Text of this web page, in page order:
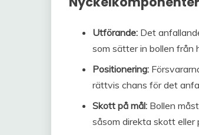
Utförande: Det
som sätter in bollen från
Positionering:
rättvis chans för det
Skott på mål: Bollen
såsom direkta skott eller